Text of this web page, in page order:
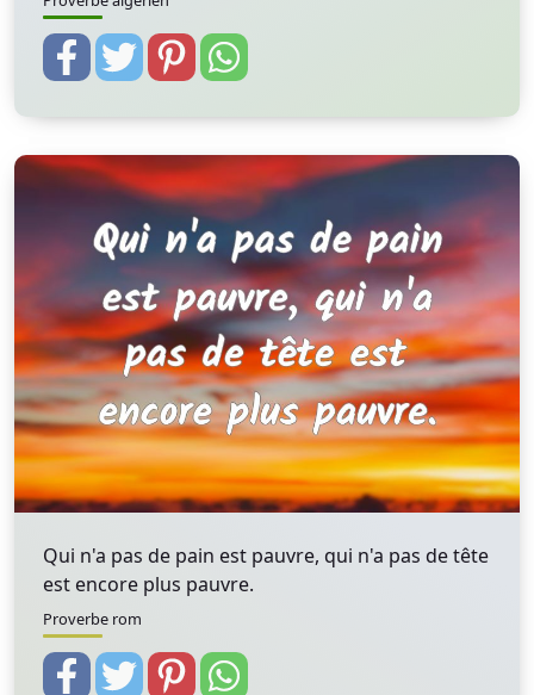
Qui n'a pas de pain est pauvre, qui n'a pas de tête
est encore plus pauvre.
Proverbe rom